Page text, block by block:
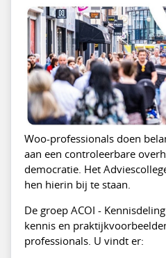
Woo-professionals doen
aan een controleerbare
democratie. Het
hen hierin bij te staan.
De groep ACOI -
kennis en
professionals. U vindt er: